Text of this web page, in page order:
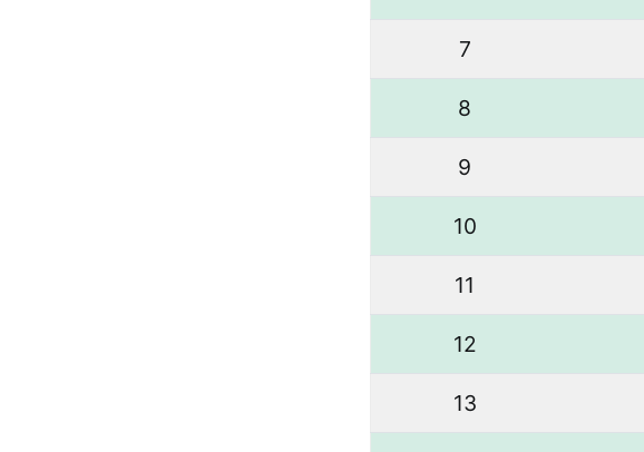
7
8
9
10
11
12
13